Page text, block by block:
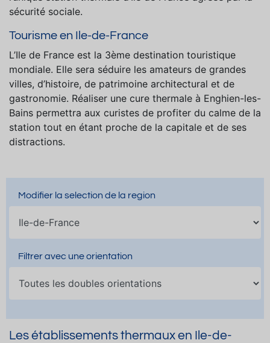
sécurité sociale.
Tourisme en Ile-de-France
L’Ile de France est la 3ème destination touristique
mondiale. Elle sera séduire les amateurs de grandes
villes, d’histoire, de patrimoine architectural et de
gastronomie. Réaliser une cure thermale à Enghien-les-
Bains permettra aux curistes de profiter du calme de la
station tout en étant proche de la capitale et de ses
distractions.
Modifier la selection de la region
Filtrer avec une orientation
Les établissements thermaux en Ile-de-